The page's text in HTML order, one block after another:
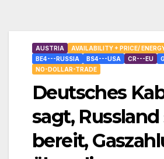
AUSTRIA
AVAILABILITY + PRICE/
BE4---RUSSIA
BS4---USA CR---EU
NO-DOLLAR-TRADE
Deutsches
sagt, Russland
bereit,